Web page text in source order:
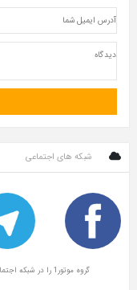
شبکه های اجتماعی
گروه موتور1 را در شبکه اجتماعی دنبال کنید تا همیشه از آخرین اخبار ما مطلع باشید!